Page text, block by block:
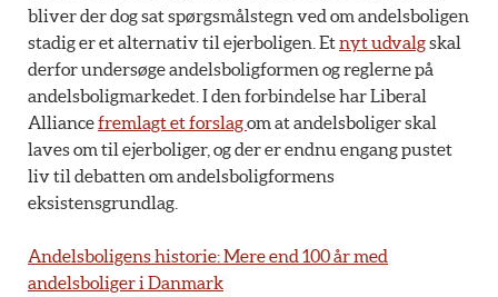
bliver der dog sat spørgsmålstegn ved om andelsboligen
stadig er et alternativ til ejerboligen. Etnyt udvalgskal
derfor undersøge andelsboligformen og reglerne på
andelsboligmarkedet. I den forbindelse har Liberal
Alliancefremlagt et forslagom at andelsboliger skal
laves om til ejerboliger, og der er endnu engang pustet
liv til debatten om andelsboligformens
eksistensgrundlag.
Andelsboligens historie: Mere end 100 år med
andelsboliger i Danmark